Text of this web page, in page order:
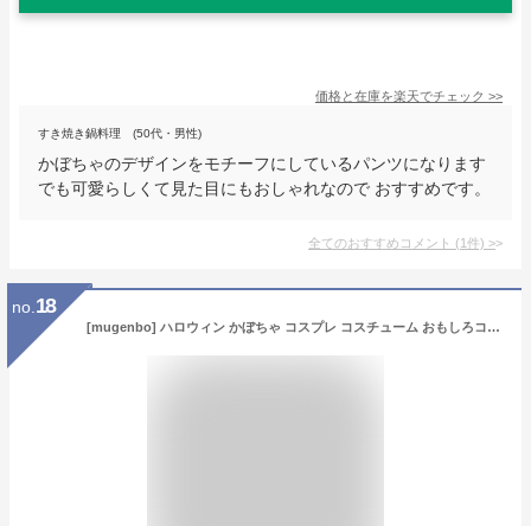
価格と在庫を楽天でチェック >>
すき焼き鍋料理 (50代・男性)
かぼちゃのデザインをモチーフにしているパンツになります
でも可愛らしくて見た目にもおしゃれなので おすすめです。
全てのおすすめコメント (1件) >
no. 18
[mugenbo] ハロウィン かぼちゃ コスプレ コスチューム おもしろコスプレ 着ぐるみ 膨らむ 仮装 変装 エアコス イベントグッズ コスチューム パーティーグッズ おもしろ 面白グッズ 忘年会 大人用 150-190cm用 エアコス (かぼちゃ大人)